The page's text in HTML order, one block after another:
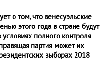
о том, что венесуэльские
этого года в стране будут
полного контроля
партия может их
выборах 2018